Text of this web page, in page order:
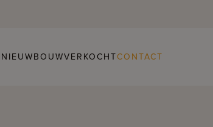
NIEUWBOUWVERKOCHTCONTACT